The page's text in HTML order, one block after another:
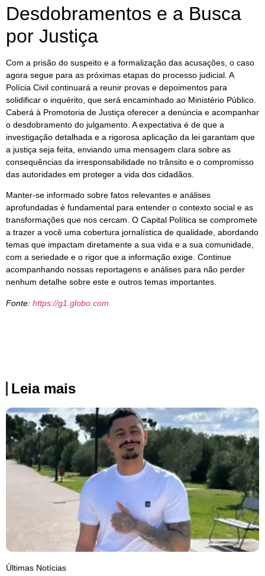
Desdobramentos e a Busca
por Justiça
Com a prisão do suspeito e a formalização das acusações, o caso
agora segue para as próximas etapas do processo judicial. A
Polícia Civil continuará a reunir provas e depoimentos para
solidificar o inquérito, que será encaminhado ao Ministério Público.
Caberá à Promotoria de Justiça oferecer a denúncia e acompanhar
o desdobramento do julgamento. A expectativa é de que a
investigação detalhada e a rigorosa aplicação da lei garantam que
a justiça seja feita, enviando uma mensagem clara sobre as
consequências da irresponsabilidade no trânsito e o compromisso
das autoridades em proteger a vida dos cidadãos.
Manter-se informado sobre fatos relevantes e análises
aprofundadas é fundamental para entender o contexto social e as
transformações que nos cercam. O Capital Política se compromete
a trazer a você uma cobertura jornalística de qualidade, abordando
temas que impactam diretamente a sua vida e a sua comunidade,
com a seriedade e o rigor que a informação exige. Continue
acompanhando nossas reportagens e análises para não perder
nenhum detalhe sobre este e outros temas importantes.
Fonte: https://g1.globo.com
Leia mais
Últimas Notícias